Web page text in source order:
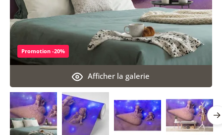
Afficher la galerie
Promotion -20%